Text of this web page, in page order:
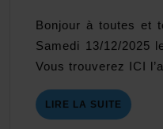
Bonjour à toutes et
Samedi 13/12/2025
Vous trouverez ICI
LIRE LA SUITE LIRE
LA